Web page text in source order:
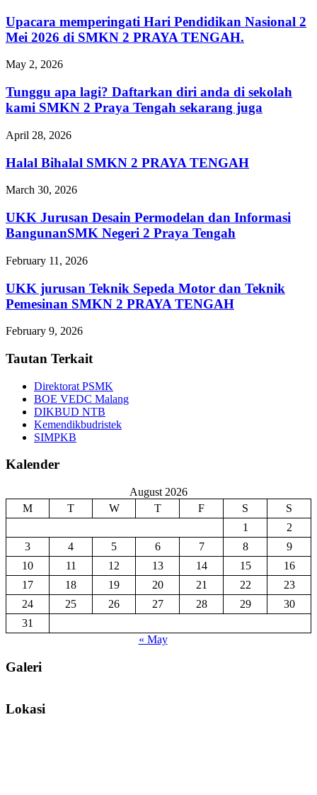
Upacara memperingati Hari Pendidikan Nasional 2
Mei 2026 di SMKN 2 PRAYA TENGAH.
May 2, 2026
Tunggu apa lagi? Daftarkan diri anda di sekolah
kami SMKN 2 Praya Tengah sekarang juga
April 28, 2026
Halal Bihalal SMKN 2 PRAYA TENGAH
March 30, 2026
UKK Jurusan Desain Permodelan dan Informasi
BangunanSMK Negeri 2 Praya Tengah
February 11, 2026
UKK jurusan Teknik Sepeda Motor dan Teknik
Pemesinan SMKN 2 PRAYA TENGAH
February 9, 2026
Tautan Terkait
Direktorat PSMK
BOE VEDC Malang
DIKBUD NTB
Kemendikbudristek
SIMPKB
Kalender
August 2026
M
T W T F S
S
1
2
3
4 5 6 7 8
9
10
11 12 13 14 15
16
17
18 19 20 21 22
23
24
25 26 27 28 29
30
31
« May
Galeri
Lokasi